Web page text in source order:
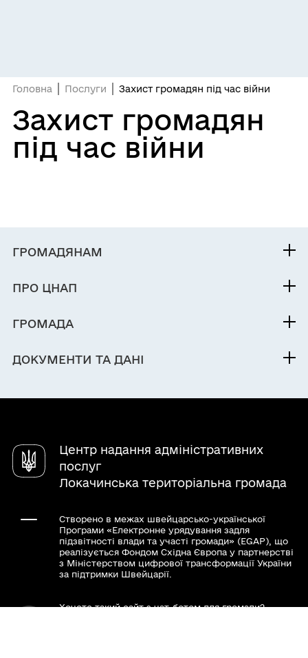
Головна Послуги Захист громадян під час війни
Захист громадян
під час війни
ГРОМАДЯНАМ
ПРО ЦНАП
ГРОМАДА
ДОКУМЕНТИ ТА ДАНІ
Центр надання адміністративних
послуг
Локачинська територіальна громада
Створено в межах швейцарсько-української
Програми «Електронне урядування задля
підзвітності влади та участі громади» (EGAP), що
реалізується Фондом Східна Європа у партнерстві
з Міністерством цифрової трансформації України
за підтримки Швейцарії.
Хочете такий сайт з чат-ботом для громади?